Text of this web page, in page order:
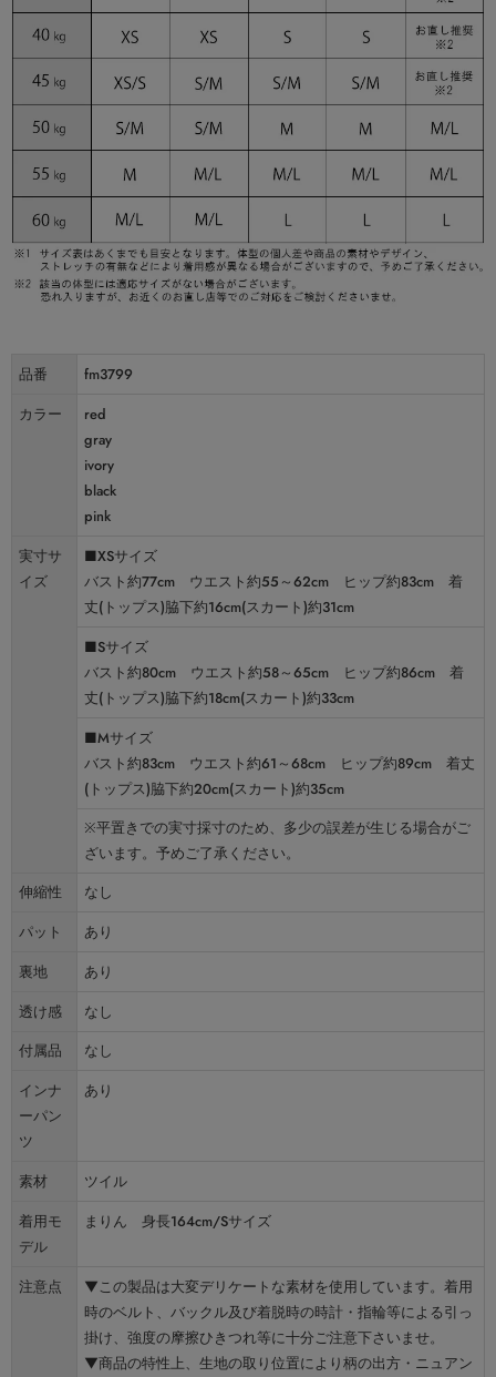
品番
fm3799
カラー
red
gray
ivory
black
pink
実寸サ
イズ
■XSサイズ
バスト約77cm ウエスト約55～62cm ヒップ約83cm 着
丈(トップス)脇下約16cm(スカート)約31cm
■Sサイズ
バスト約80cm ウエスト約58～65cm ヒップ約86cm 着
丈(トップス)脇下約18cm(スカート)約33cm
■Mサイズ
バスト約83cm ウエスト約61～68cm ヒップ約89cm 着丈
(トップス)脇下約20cm(スカート)約35cm
※平置きでの実寸採寸のため、多少の誤差が生じる場合がご
ざいます。予めご了承ください。
伸縮性
なし
パット
あり
裏地
あり
透け感
なし
付属品
なし
インナ
ーパン
ツ
あり
素材
ツイル
着用モ
デル
まりん 身長164cm/Sサイズ
注意点
▼この製品は大変デリケートな素材を使用しています。着用
時のベルト、バックル及び着脱時の時計・指輪等による引っ
掛け、強度の摩擦ひきつれ等に十分ご注意下さいませ。
▼商品の特性上、生地の取り位置により柄の出方・ニュアン